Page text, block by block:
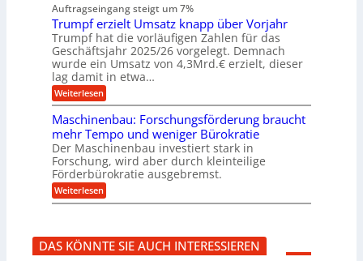
e
n
b
a
u
a
u
f
e
n
f
ü
h
r
u
n
g
e
B
S
C
L
w
e
i
r
e
r
t
u
n
g
s
r
e
i
e
s
H
y
b
r
i
d
u
g
Auftragseingang steigt um 7%
Trumpf erzielt Umsatz knapp über Vorjahr
Trumpf hat die vorläufigen Zahlen für das
Geschäftsjahr 2025/26 vorgelegt. Demnach
wurde ein Umsatz von 4,3Mrd.€ erzielt, dieser
lag damit in etwa…
Weiterlesen:
T
u
m
p
f
e
r
z
i
t
U
Maschinenbau: Forschungsförderung braucht
mehr Tempo und weniger Bürokratie
Der Maschinenbau investiert stark in
Forschung, wird aber durch kleinteilige
Förderbürokratie ausgebremst.
Weiterlesen:
M
c
h
i
DAS KÖNNTE SIE AUCH INTERESSIEREN